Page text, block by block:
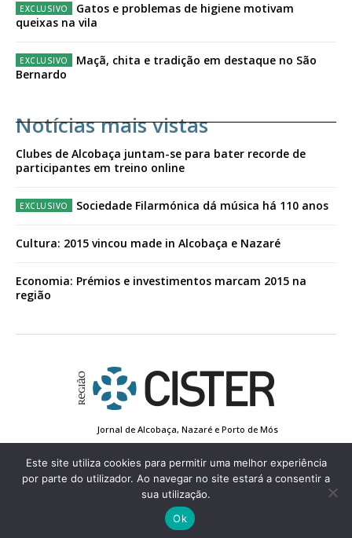
Gatos e problemas de higiene motivam
queixas na vila
Maçã, chita e tradição em destaque no São
Bernardo
Notícias mais vistas
Clubes de Alcobaça juntam-se para bater recorde de
participantes em treino online
Sociedade Filarmónica dá música há 110 anos
Cultura: 2015 vincou made in Alcobaça e Nazaré
Economia: Prémios e investimentos marcam 2015 na
região
Jornal de Alcobaça, Nazaré e Porto de Mós
Conta de Registo
Edição Impressa
© 2022 Região de Cister - Todos os direitos reservados.
Este site utiliza cookies para permitir uma melhor experiência
por parte do utilizador. Ao navegar no site estará a consentir a
sua utilização.
Ok